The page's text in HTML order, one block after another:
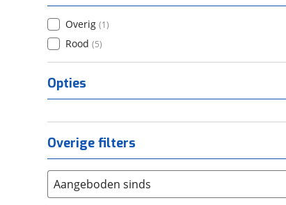
Overig (1)
Rood (5)
Opties
Overige filters
Aangeboden sinds